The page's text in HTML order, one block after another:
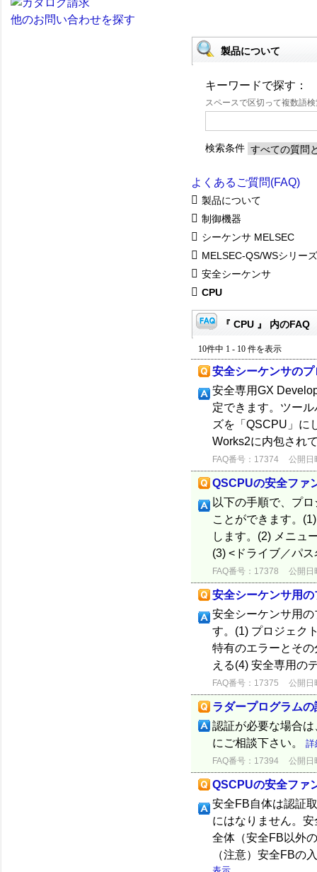
他のお問い合わせを探す
製品について
キーワードで探す：
スペースで区切って複数語
検索条件
よくあるご質問(FAQ)
製品について
制御機器
シーケンサ MELSEC
MELSEC-QS/WSシリーズ
安全シーケンサ
CPU
『 CPU 』 内のFAQ
10件中 1 - 10 件を表示
安全シーケンサの
安全専用GX
定できます。ツー
ズを「QSCPU」に
Works2に内包され
FAQ番号：17374 公開日
QSCPUの安全ファ
以下の手順で、プ
ことができます。
します。(2) メニュ
(3) <ドライブ／パ
FAQ番号：17378 公開日
安全シーケンサ用
安全シーケンサ用
す。(1) プロジェク
特有のエラーとそ
える(4) 安全専用の
FAQ番号：17375 公開日
ラダープログラム
認証が必要な場合
にご相談下さい。 詳
FAQ番号：17394 公開日
QSCPUの安全ファ
安全FB自体は認証
にはなりません。
全体（安全FB以外
（注意）安全FBの